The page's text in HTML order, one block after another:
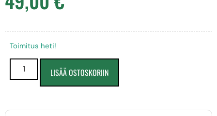
Toimitus heti!
LISÄÄ OSTOSKORIIN